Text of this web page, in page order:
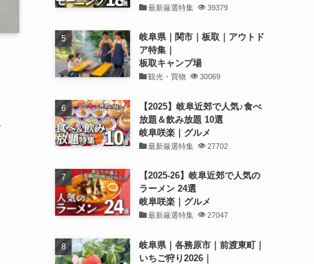
最新厳選特集 39379
岐阜県｜関市｜板取｜アウトド
ア特集｜
板取キャンプ場
観光・買物 30069
【2025】岐阜近郊で人気♪食べ
放題＆飲み放題 10選
岐阜咲楽｜グルメ
最新厳選特集 27702
【2025-26】岐阜近郊で人気の
ラーメン 24選
岐阜咲楽｜グルメ
最新厳選特集 27047
岐阜県｜各務原市｜前渡東町｜
いちご狩り2026｜